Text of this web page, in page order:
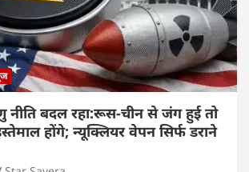
नीति बदल रहा:रूस-चीन से जंग हुई तो
होंगे; न्यूक्लियर वेपन सिर्फ डराने